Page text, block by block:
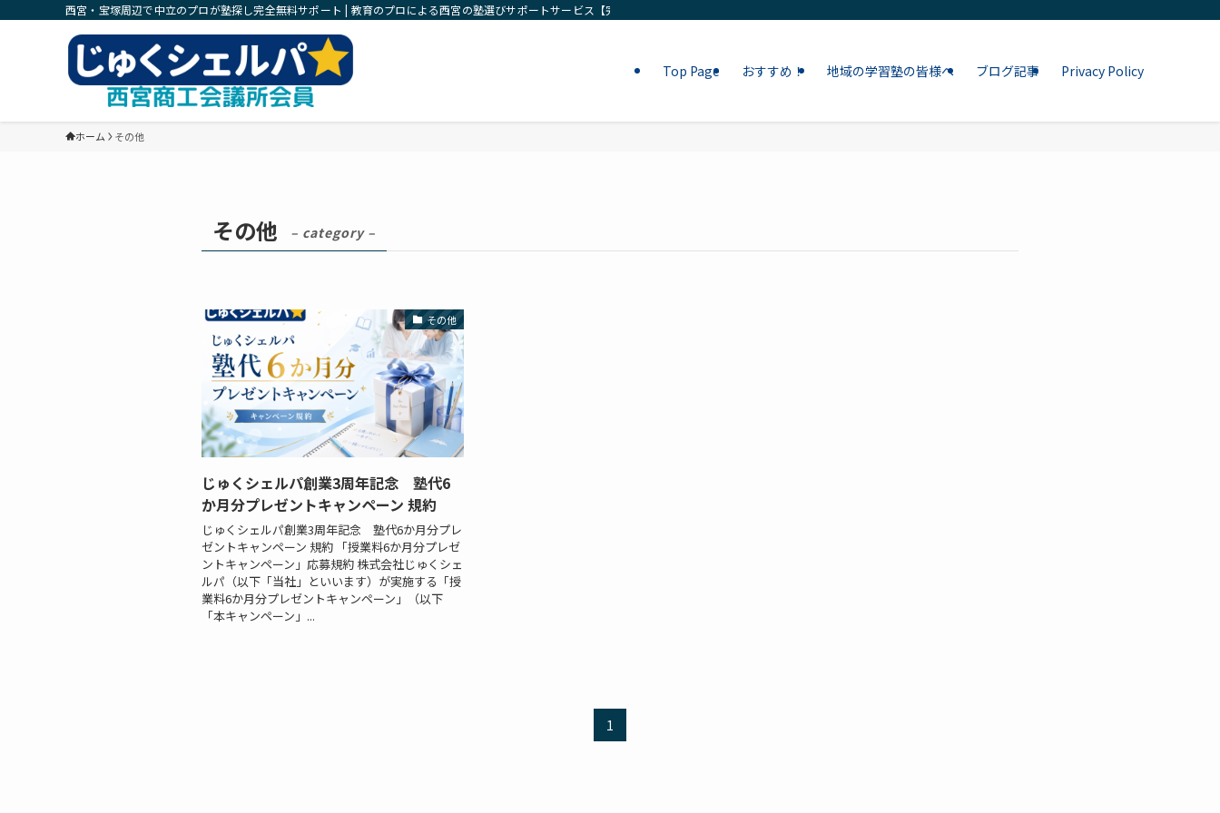
西宮・宝塚周辺で中立のプロが塾探し完全無料サポート | 教育のプロによる西宮の塾選びサポートサービス【完全無料相談】
Top Page おすすめ！ 地域の学習塾の皆様へ ブログ記事 Privacy Policy
ホーム その他
その他 – category –
その他
じゅくシェルパ創業3周年記念 塾代6
か月分プレゼントキャンペーン 規約
じゅくシェルパ創業3周年記念 塾代6か月分プレ
ゼントキャンペーン 規約 「授業料6か月分プレゼ
ントキャンペーン」応募規約 株式会社じゅくシェ
ルパ（以下「当社」といいます）が実施する「授
業料6か月分プレゼントキャンペーン」（以下
「本キャンペーン」...
1